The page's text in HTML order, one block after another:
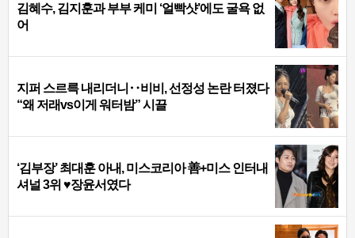
김혜수, 김지훈과 부부 케미 ‘얼빡샷’에도 굴욕 없
어
지퍼 스르륵 내리더니‥비비, 선정성 논란 터졌다
“왜 저래vs이게 워터밤” 시끌
‘김부장’ 최대훈 아내, 미스코리아 善+미스 인터내
셔널 3위 ♥장윤서였다